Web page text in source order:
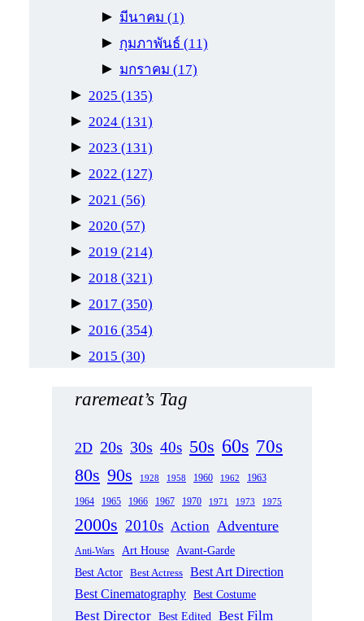
► มีนาคม (1)
► กุมภาพันธ์ (11)
► มกราคม (17)
► 2025 (135)
► 2024 (131)
► 2023 (131)
► 2022 (127)
► 2021 (56)
► 2020 (57)
► 2019 (214)
► 2018 (321)
► 2017 (350)
► 2016 (354)
► 2015 (30)
raremeat’s Tag
2D 20s 30s 40s 50s 60s 70s
80s 90s 1928 1958 1960 1962 1963
1964 1965 1966 1967 1970 1971 1973 1975
2000s 2010s Action Adventure
Anti-Wars Art House
Avant-Garde
Best Actor Best Actress Best Art Direction
Best Cinematography Best Costume
Best Director Best Edited Best Film